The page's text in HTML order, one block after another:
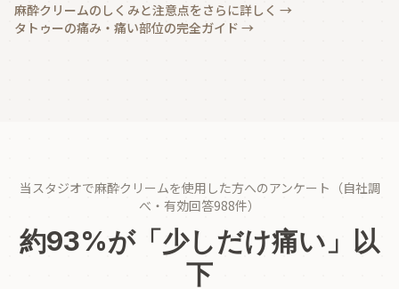
麻酔クリームのしくみと注意点をさらに詳しく →
タトゥーの痛み・痛い部位の完全ガイド →
当スタジオで麻酔クリームを使用した方へのアンケート（自社調
べ・有効回答988件）
約93%が「少しだけ痛い」以
下